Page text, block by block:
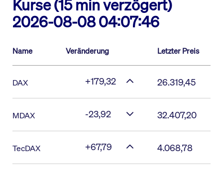
Kurse (15 min verzögert)
2026-08-08 04:07:46
Name Veränderung Letzter Preis
DAX +179,32 26.319,45
MDAX -23,92 32.407,20
TecDAX +67,79 4.068,78